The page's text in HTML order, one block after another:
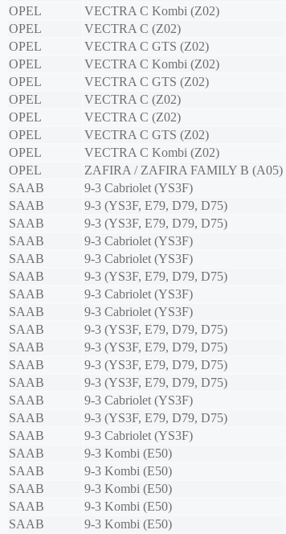
OPEL
VECTRA C Kombi (Z02)
OPEL
VECTRA C (Z02)
OPEL
VECTRA C GTS (Z02)
OPEL
VECTRA C Kombi (Z02)
OPEL
VECTRA C GTS (Z02)
OPEL
VECTRA C (Z02)
OPEL
VECTRA C (Z02)
OPEL
VECTRA C GTS (Z02)
OPEL
VECTRA C Kombi (Z02)
OPEL
ZAFIRA / ZAFIRA FAMILY B (A05)
SAAB
9-3 Cabriolet (YS3F)
SAAB
9-3 (YS3F, E79, D79, D75)
SAAB
9-3 (YS3F, E79, D79, D75)
SAAB
9-3 Cabriolet (YS3F)
SAAB
9-3 Cabriolet (YS3F)
SAAB
9-3 (YS3F, E79, D79, D75)
SAAB
9-3 Cabriolet (YS3F)
SAAB
9-3 Cabriolet (YS3F)
SAAB
9-3 (YS3F, E79, D79, D75)
SAAB
9-3 (YS3F, E79, D79, D75)
SAAB
9-3 (YS3F, E79, D79, D75)
SAAB
9-3 (YS3F, E79, D79, D75)
SAAB
9-3 Cabriolet (YS3F)
SAAB
9-3 (YS3F, E79, D79, D75)
SAAB
9-3 Cabriolet (YS3F)
SAAB
9-3 Kombi (E50)
SAAB
9-3 Kombi (E50)
SAAB
9-3 Kombi (E50)
SAAB
9-3 Kombi (E50)
SAAB
9-3 Kombi (E50)